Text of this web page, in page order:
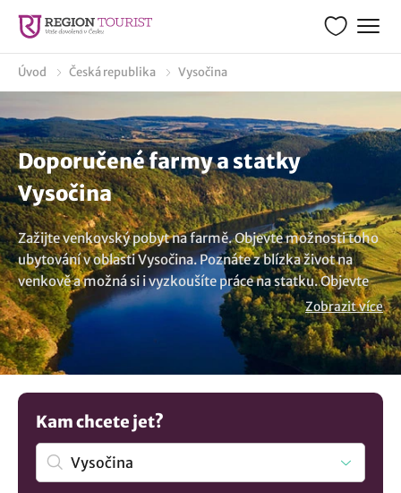
Úvod Česká republika Vysočina
Doporučené farmy a statky
Vysočina
Zažijte venkovský pobyt na farmě. Objevte možnosti toho
ubytování v oblasti Vysočina. Poznáte z blízka život na
venkově a možná si i vyzkoušíte práce na statku. Objevte
kouzlo tohoto života. Naše nabídka ubytování na farmě v
lokalitě Vysočina vám dopřeje nevšední atmosféru, ale
zároveň i klid a relaxaci. A víte, že některé statky a farmy
umožňují i ochutnávku jejich čerstvých domácích
výrobků? Vypravte se na venvko za zaslouženým
odpočinkem. Zdá se vám výběr příliš malý? Zde jsou
všechnaubytování v lokalitě Vysočina
Zobrazit více
Kam chcete jet?